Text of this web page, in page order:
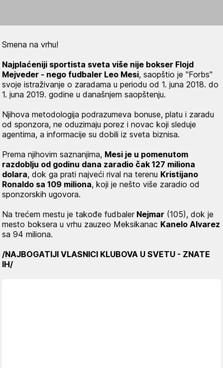
Smena na vrhu!
Najplaćeniji sportista sveta više nije bokser Flojd
Mejveder - nego fudbaler Leo Mesi, saopštio je "Forbs"
svoje istraživanje o zaradama u periodu od 1. juna 2018. do
1. juna 2019. godine u današnjem saopštenju.
Njihova metodologija podrazumeva bonuse, platu i zaradu
od sponzora, ne oduzimaju porez i novac koji sleduje
agentima, a informacije su dobili iz sveta biznisa.
Prema njihovim saznanjima, Mesi je u pomenutom
razdoblju od godinu dana zaradio čak 127 miliona
dolara, dok ga prati najveći rival na terenu Kristijano
Ronaldo sa 109 miliona, koji je nešto više zaradio od
sponzorskih ugovora.
Na trećem mestu je takođe fudbalerNejmar (105), dok je
mesto boksera u vrhu zauzeo Meksikanac Kanelo Alvarez
sa 94 miliona.
/NAJBOGATIJI VLASNICI KLUBOVA U SVETU - ZNATE
IH/